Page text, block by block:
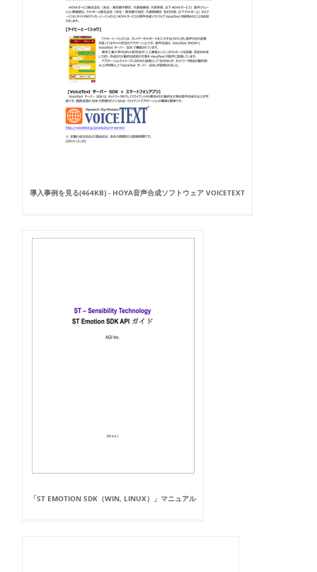
導入事例を見る(464KB) - HOYA音声合成ソフトウェア VOICETEXT
「ST EMOTION SDK（WIN, LINUX）」マニュアル